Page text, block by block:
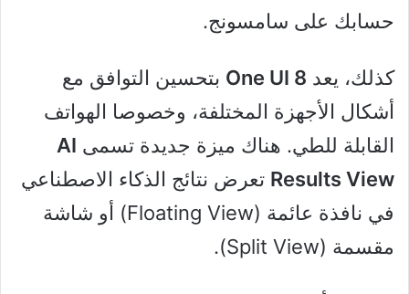
حسابك على سامسونج.
كذلك، يعد One UI 8 بتحسين التوافق مع
أشكال الأجهزة المختلفة، وخصوصا الهواتف
القابلة للطي. هناك ميزة جديدة تسمى AI
Results View تعرض نتائج الذكاء الاصطناعي
في نافذة عائمة (Floating View) أو شاشة
مقسمة (Split View).